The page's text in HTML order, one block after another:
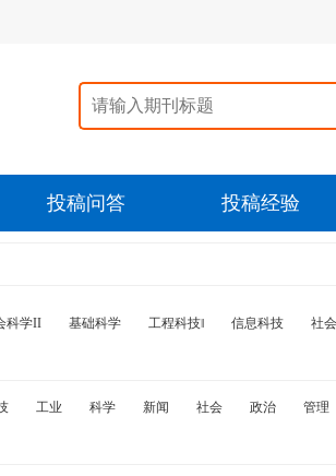
投稿问答 投稿经验
科学II 基础科学 工程科技‖ 信息科技
社
工业 科学 新闻 社会 政治 管理